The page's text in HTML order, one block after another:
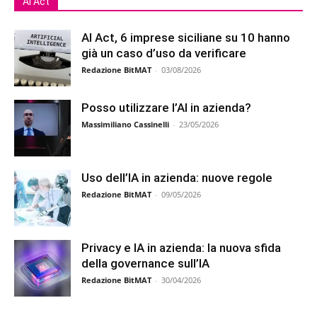
AI Act, 6 imprese siciliane su 10 hanno
già un caso d’uso da verificare
Redazione BitMAT - 03/08/2026
Posso utilizzare l’AI in azienda?
Massimiliano Cassinelli - 23/05/2026
Uso dell’IA in azienda: nuove regole
Redazione BitMAT - 09/05/2026
Privacy e IA in azienda: la nuova sfida
della governance sull’IA
Redazione BitMAT - 30/04/2026